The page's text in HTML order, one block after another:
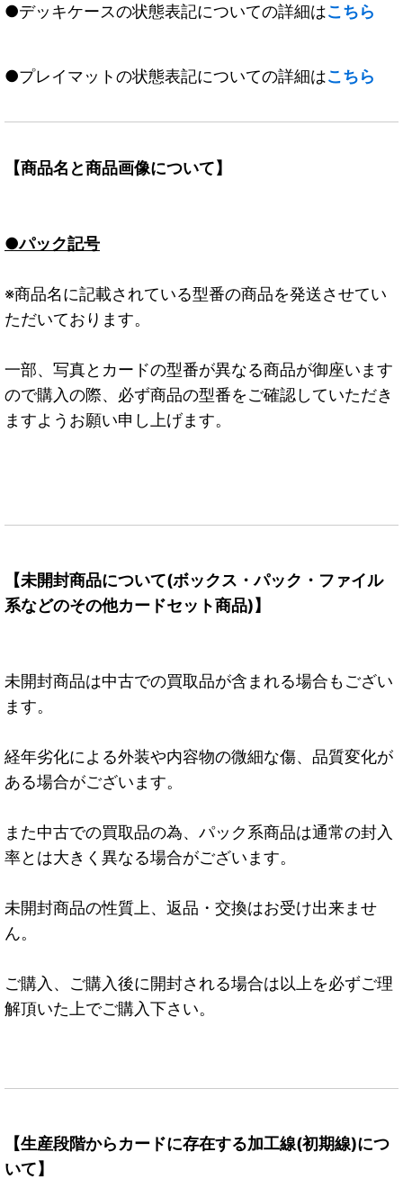
●デッキケースの状態表記についての詳細はこちら
●プレイマットの状態表記についての詳細はこちら
【商品名と商品画像について】
●パック記号
※商品名に記載されている型番の商品を発送させてい
ただいております。
一部、写真とカードの型番が異なる商品が御座います
ので購入の際、必ず商品の型番をご確認していただき
ますようお願い申し上げます。
【未開封商品について(ボックス・パック・ファイル
系などのその他カードセット商品)】
未開封商品は中古での買取品が含まれる場合もござい
ます。
経年劣化による外装や内容物の微細な傷、品質変化が
ある場合がございます。
また中古での買取品の為、パック系商品は通常の封入
率とは大きく異なる場合がございます。
未開封商品の性質上、返品・交換はお受け出来ませ
ん。
ご購入、ご購入後に開封される場合は以上を必ずご理
解頂いた上でご購入下さい。
【生産段階からカードに存在する加工線(初期線)につ
いて】